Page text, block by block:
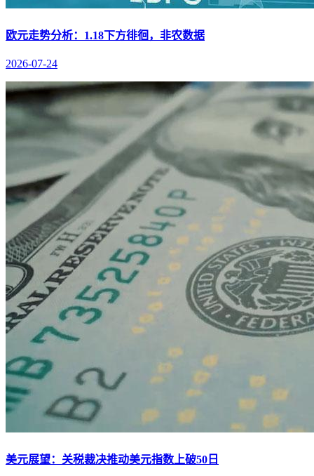
欧元走势分析：1.18下方徘徊，非农数据
2026-07-24
美元展望：关税裁决推动美元指数上破50日